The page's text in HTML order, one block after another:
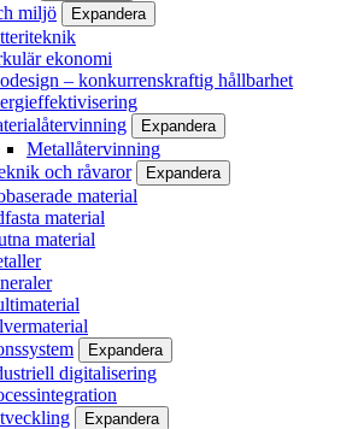
miljö Expandera
ekonomi
– konkurrenskraftig hållbarhet
Expandera
Metallåtervinning
och råvaror
Expandera
material
material
material
Expandera
digitalisering
Expandera